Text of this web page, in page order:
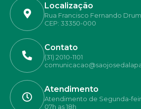
Localização
Rua Francisco Fernando
CEP: 33350-000
Contato
(31) 2010-1101
Atendimento
Atendimento de Segunda-
07h as 18h